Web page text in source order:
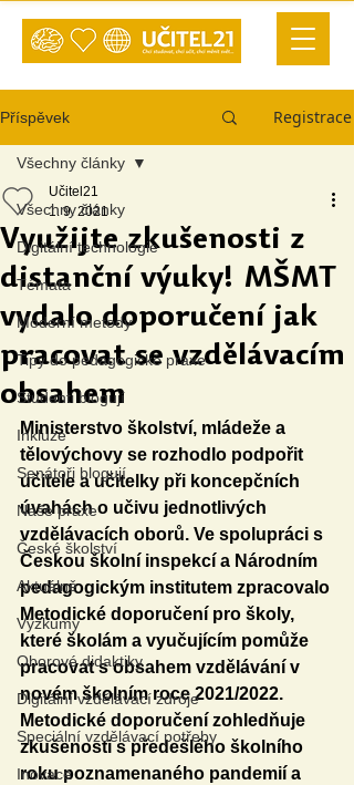
Příspěvek Registrace
Všechny články
Digitální technologie
Témata
Moderní metody
Tipy do pedagogické praxe
Studenti blogují
Inkluze
Senátoři blogují
Naše praxe
České školství
Aktuálně
Výzkumy
Oborové didaktiky
Digitální vzdělávací zdroje
Speciální vzdělávací potřeby
Inovace
Všechny články
Využijte zkušenosti z
distanční výuky! MŠMT
vydalo doporučení jak
pracovat se vzdělávacím
obsahem
Učitel21
1. 9. 2021
Ministerstvo školství, mládeže a
tělovýchovy se rozhodlo podpořit
učitele a učitelky při koncepčních
úvahách o učivu jednotlivých
vzdělávacích oborů. Ve spolupráci s
Českou školní inspekcí a Národním
pedagogickým institutem zpracovalo
Metodické doporučení pro školy,
které školám a vyučujícím pomůže
pracovat s obsahem vzdělávání v
novém školním roce 2021/2022.
Metodické doporučení zohledňuje
zkušenosti s předešlého školního
roku poznamenaného pandemií a